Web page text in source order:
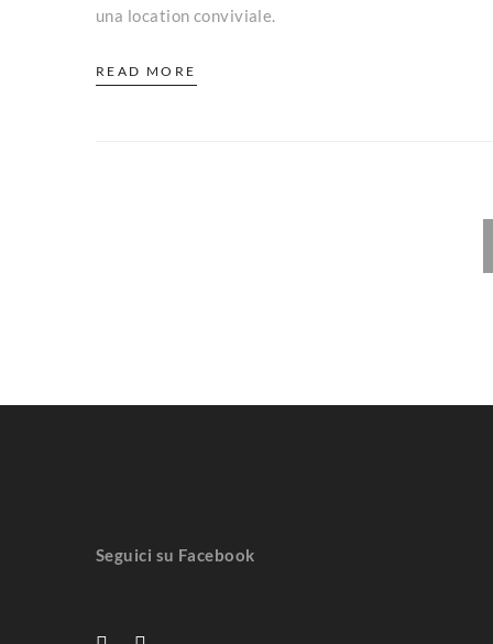
una location conviviale.
READ MORE
Seguici su Facebook